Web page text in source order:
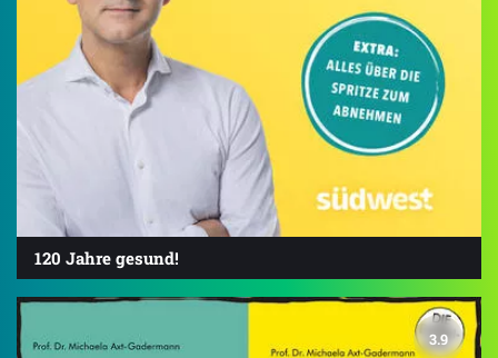
120 Jahre gesund!
3.9